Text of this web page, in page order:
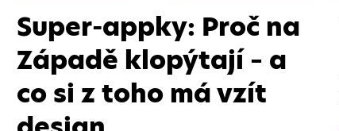
Super-appky: Proč na
Západě klopýtají – a
co si z toho má vzít